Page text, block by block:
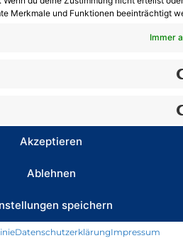
Merkmale und Funktionen beeinträchtigt
Immer
Akzeptieren
Ablehnen
speichern
DatenschutzerklärungImpressum
30. März 2026
Wochenende fand in
die Deutsche